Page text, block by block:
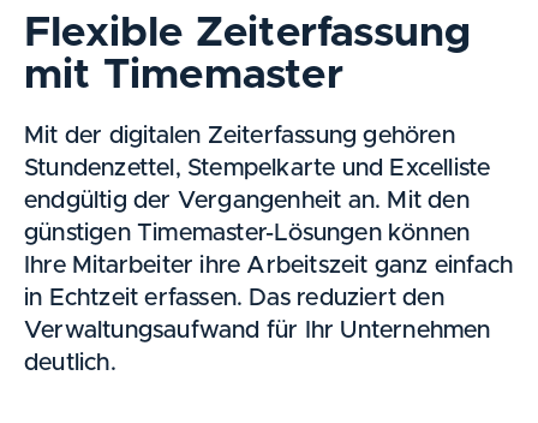
Flexible Zeiterfassung
mit Timemaster
Mit der digitalen Zeiterfassung gehören
Stundenzettel, Stempelkarte und Excelliste
endgültig der Vergangenheit an. Mit den
günstigen Timemaster-Lösungen können
Ihre Mitarbeiter ihre Arbeitszeit ganz einfach
in Echtzeit erfassen. Das reduziert den
Verwaltungsaufwand für Ihr Unternehmen
deutlich.